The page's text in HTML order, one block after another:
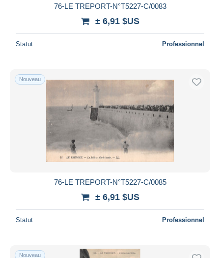
76-LE TREPORT-N°T5227-C/0083
± 6,91 $US
Statut Professionnel
Nouveau
76-LE TREPORT-N°T5227-C/0085
± 6,91 $US
Statut Professionnel
Nouveau